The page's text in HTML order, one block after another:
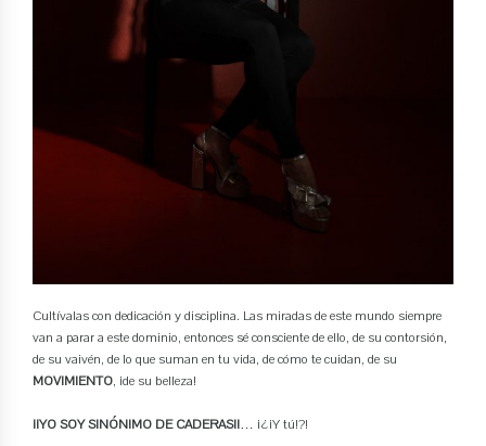
Cultívalas con dedicación y disciplina. Las miradas de este mundo siempre
van a parar a este dominio, entonces sé consciente de ello, de su contorsión,
de su vaivén, de lo que suman en tu vida, de cómo te cuidan, de su
MOVIMIENTO, ¡de su belleza!
¡¡YO SOY SINÓNIMO DE CADERAS!!… ¡¿¡Y tú!?!